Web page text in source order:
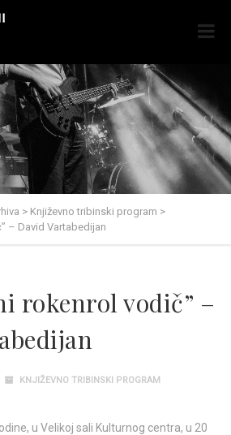
> Književno tribinski program >
– David Vartabedijan
rokenrol vodič” –
KNJIŽEVNO TRIBINSKI PROGRAM
u Velikoj sali Kulturnog centra, u 20